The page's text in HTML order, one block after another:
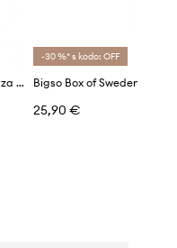
Bigso Box of Sweden organizator za dokumente Johan
-30 %* s kodo: OFF
25,90 €